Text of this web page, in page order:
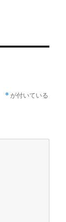
* が付いている